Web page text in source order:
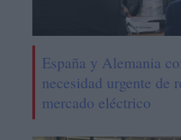
España y Alemania
necesidad urgente de
mercado eléctrico